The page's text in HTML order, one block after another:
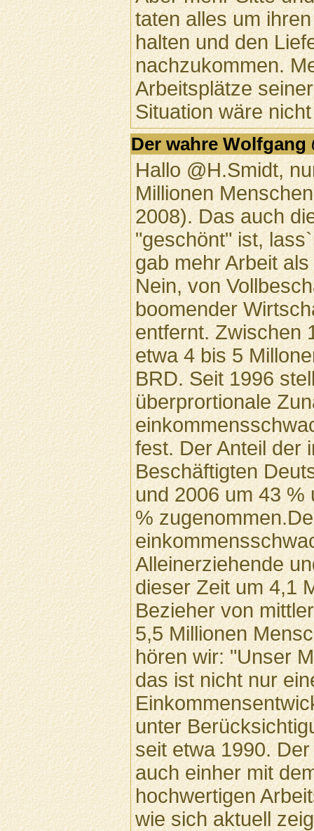
taten alles um
halten und den
nachzukommen.
Arbeitsplätze
Situation wäre
Der wahre Wolfgang
Hallo @H.Smidt,
Millionen
2008). Das auch
"geschönt" ist,
gab mehr Arbeit
Nein, von
boomender
entfernt. Zwischen
etwa 4 bis 5
BRD. Seit 1996
überprortionale
fest. Der Anteil der
Beschäftigten
und 2006 um 43 %
%
Alleinerziehende
dieser Zeit um 4,1
Bezieher von
5,5 Millionen
hören wir: "Unser
das ist nicht nur
unter
seit etwa 1990.
auch einher mit
hochwertigen
wie sich aktuell